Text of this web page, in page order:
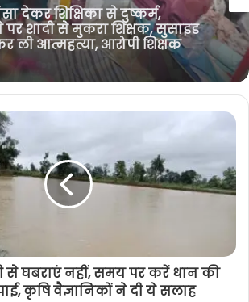
k
m
: राज्य पुलिस सेवा के कई
का तबादला, शासन ने जारी किया
सूची
से घबराएं नहीं, समय पर करें धान की
कृषि वैज्ञानिकों ने दी ये सलाह